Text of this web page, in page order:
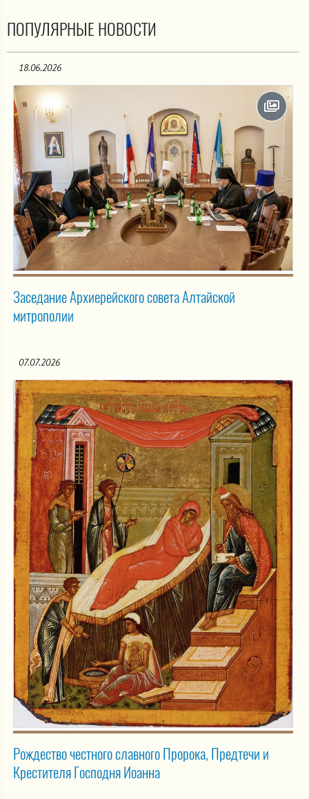
ПОПУЛЯРНЫЕ НОВОСТИ
18.06.2026
Заседание Архиерейского совета Алтайской
митрополии
07.07.2026
Рождество честного славного Пророка, Предтечи и
Крестителя Господня Иоанна